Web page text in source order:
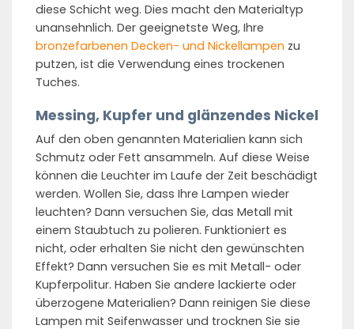
diese Schicht weg. Dies macht den Materialtyp
unansehnlich. Der geeignetste Weg, Ihre
bronzefarbenen Decken- und Nickellampen zu
putzen, ist die Verwendung eines trockenen
Tuches.
Messing, Kupfer und glänzendes Nickel
Auf den oben genannten Materialien kann sich
Schmutz oder Fett ansammeln. Auf diese Weise
können die Leuchter im Laufe der Zeit beschädigt
werden. Wollen Sie, dass Ihre Lampen wieder
leuchten? Dann versuchen Sie, das Metall mit
einem Staubtuch zu polieren. Funktioniert es
nicht, oder erhalten Sie nicht den gewünschten
Effekt? Dann versuchen Sie es mit Metall- oder
Kupferpolitur. Haben Sie andere lackierte oder
überzogene Materialien? Dann reinigen Sie diese
Lampen mit Seifenwasser und trocknen Sie sie